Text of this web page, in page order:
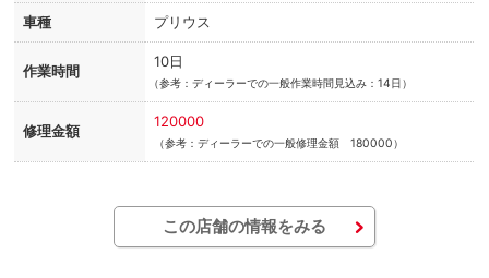
車種 プリウス
作業時間
10日
（参考：ディーラーでの一般作業時間見込み：14日）
修理金額
120000
（参考：ディーラーでの一般修理金額 180000）
この店舗の情報をみる